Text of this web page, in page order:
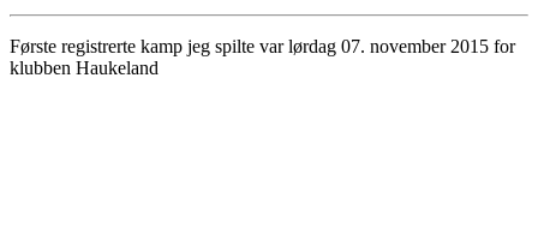
Første registrerte kamp jeg spilte var lørdag 07. november 2015 for
klubben Haukeland